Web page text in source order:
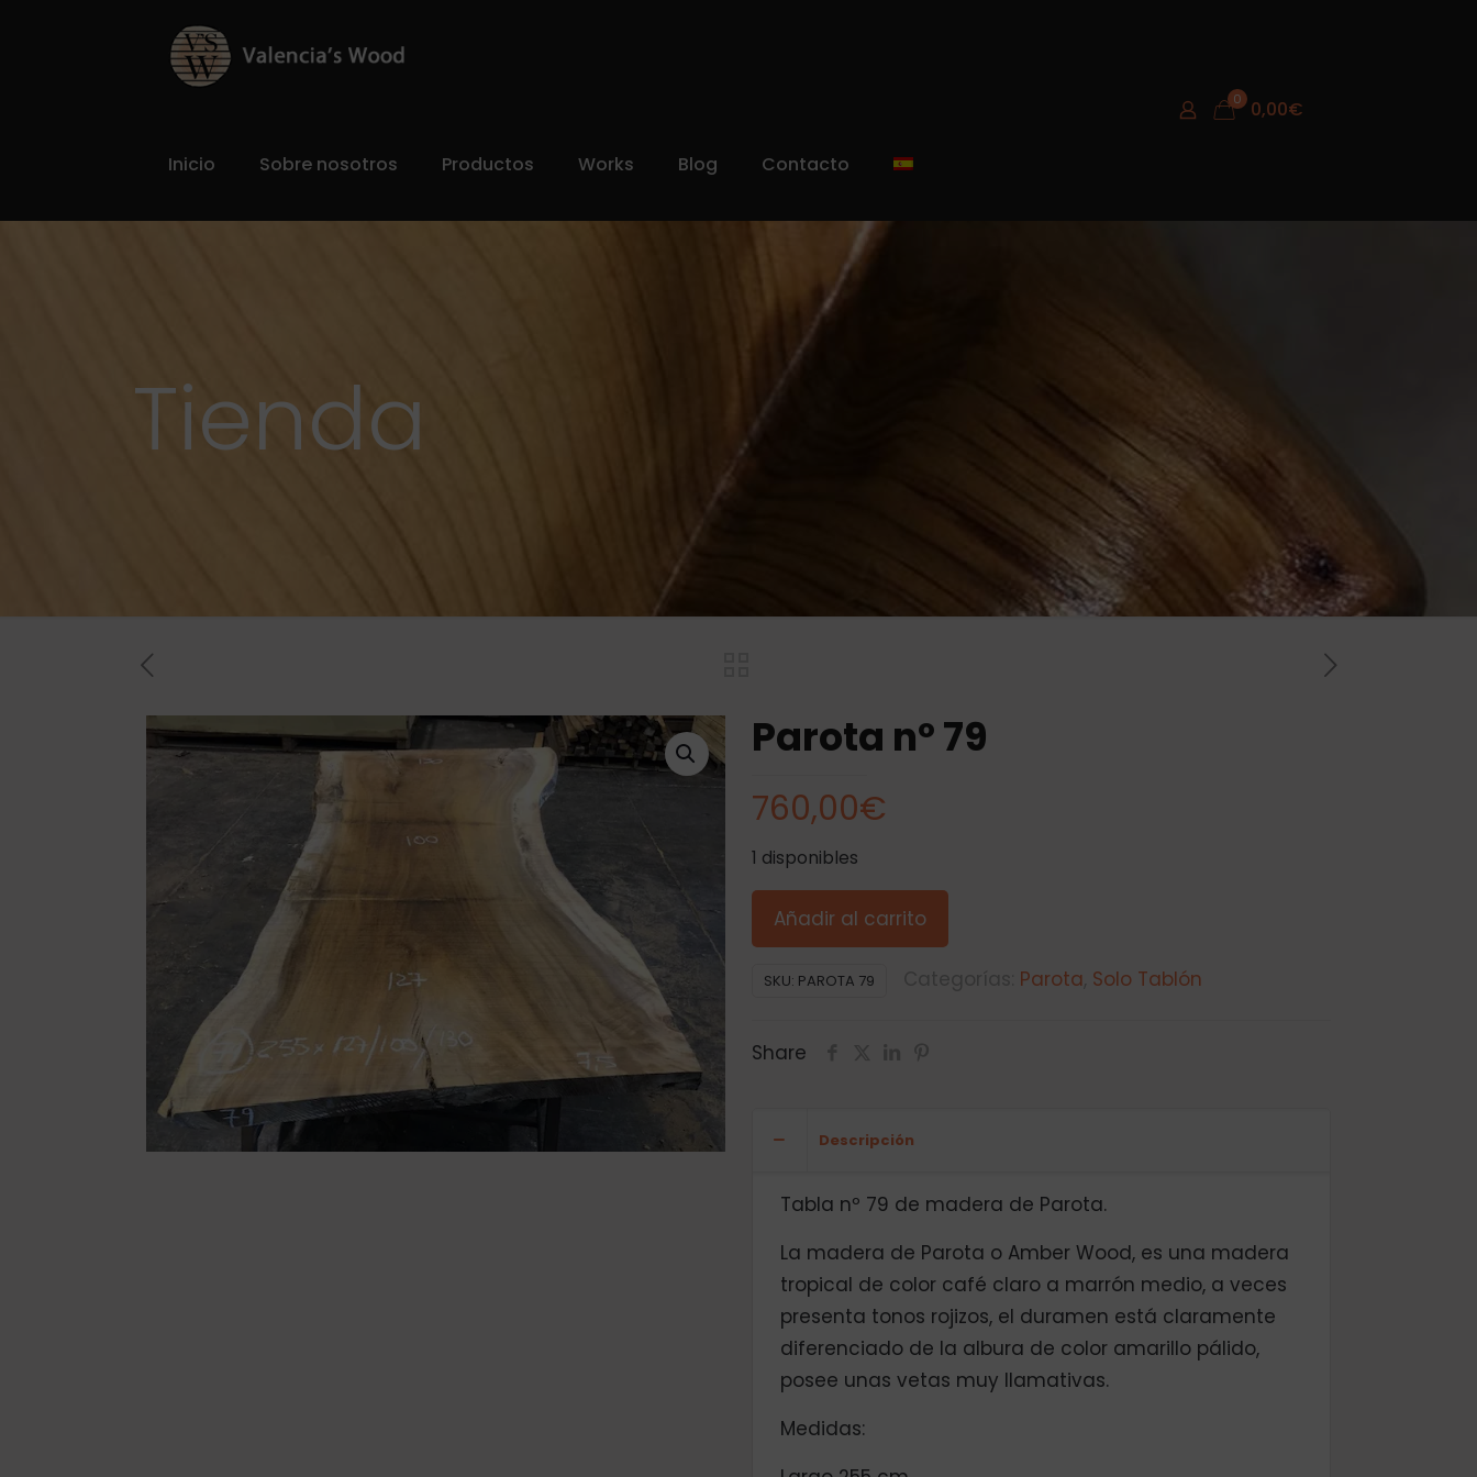
Inicio Sobre nosotros Productos Works Blog Contacto
0 0,00€
Tienda
Parota nº 79
760,00€
1 disponibles
Añadir al carrito
SKU: PAROTA 79 Parota Solo Tablón
Share
Descripción
Tabla nº 79 de madera de Parota.
La madera de Parota o Amber Wood, es una madera
tropical de color café claro a marrón medio, a veces
presenta tonos rojizos, el duramen está claramente
diferenciado de la albura de color amarillo pálido,
posee unas vetas muy llamativas.
Medidas: